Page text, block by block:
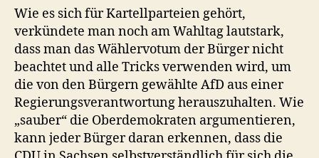
Wie es sich für Kartellparteien gehört,
verkündete man noch am Wahltag lautstark,
dass man das Wählervotum der Bürger nicht
beachtet und alle Tricks verwenden wird, um
die von den Bürgern gewählte AfD aus einer
Regierungsverantwortung herauszuhalten. Wie
„sauber“ die Oberdemokraten argumentieren,
kann jeder Bürger daran erkennen, dass die